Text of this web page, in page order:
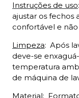
Instruções de uso:
ajustar os fechos
confortável e
Limpeza: Após
deve-se
temperatura
de máquina de
Material: